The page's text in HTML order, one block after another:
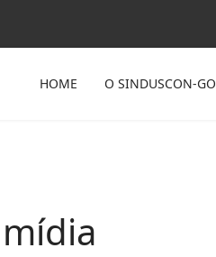
HOME O SINDUSCON-GO